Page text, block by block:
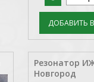
Резонатор
Новгород